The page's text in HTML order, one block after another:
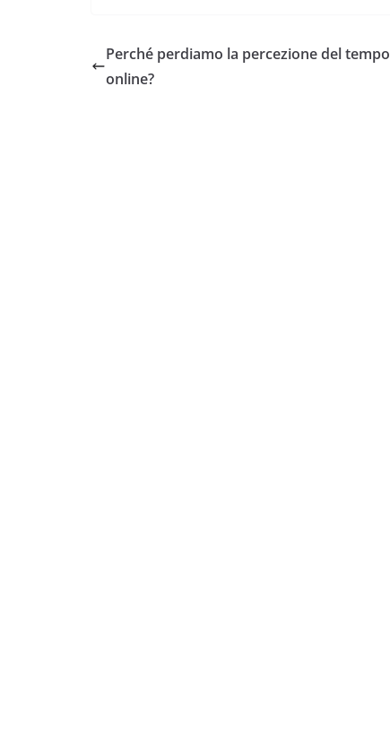
Perché perdiamo la percezione del tempo
online?